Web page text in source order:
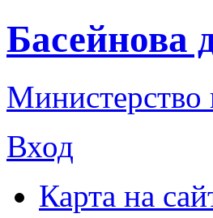
Басейнова
Министерство
Вход
Карта на